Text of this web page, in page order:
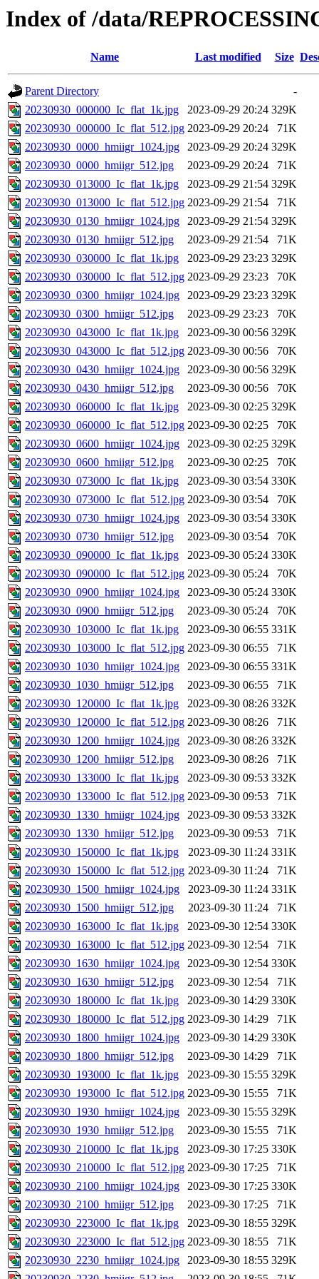
Index of /data/
Name Last modified Size
Parent Directory
-
20230930_000000_Ic_flat_1k.jpg
2023-09-29 20:24 329K
20230930_000000_Ic_flat_512.jpg 2023-09-29 20:24
71K
20230930_0000_hmiigr_1024.jpg
2023-09-29 20:24 329K
20230930_0000_hmiigr_512.jpg
2023-09-29 20:24
71K
20230930_013000_Ic_flat_1k.jpg
2023-09-29 21:54 329K
20230930_013000_Ic_flat_512.jpg 2023-09-29 21:54
71K
20230930_0130_hmiigr_1024.jpg
2023-09-29 21:54 329K
20230930_0130_hmiigr_512.jpg
2023-09-29 21:54
71K
20230930_030000_Ic_flat_1k.jpg
2023-09-29 23:23 329K
20230930_030000_Ic_flat_512.jpg 2023-09-29 23:23
70K
20230930_0300_hmiigr_1024.jpg
2023-09-29 23:23 329K
20230930_0300_hmiigr_512.jpg
2023-09-29 23:23
70K
20230930_043000_Ic_flat_1k.jpg
2023-09-30 00:56 329K
20230930_043000_Ic_flat_512.jpg 2023-09-30 00:56
70K
20230930_0430_hmiigr_1024.jpg
2023-09-30 00:56 329K
20230930_0430_hmiigr_512.jpg
2023-09-30 00:56
70K
20230930_060000_Ic_flat_1k.jpg
2023-09-30 02:25 329K
20230930_060000_Ic_flat_512.jpg 2023-09-30 02:25
70K
20230930_0600_hmiigr_1024.jpg
2023-09-30 02:25 329K
20230930_0600_hmiigr_512.jpg
2023-09-30 02:25
70K
20230930_073000_Ic_flat_1k.jpg
2023-09-30 03:54 330K
20230930_073000_Ic_flat_512.jpg 2023-09-30 03:54
70K
20230930_0730_hmiigr_1024.jpg
2023-09-30 03:54 330K
20230930_0730_hmiigr_512.jpg
2023-09-30 03:54
70K
20230930_090000_Ic_flat_1k.jpg
2023-09-30 05:24 330K
20230930_090000_Ic_flat_512.jpg 2023-09-30 05:24
70K
20230930_0900_hmiigr_1024.jpg
2023-09-30 05:24 330K
20230930_0900_hmiigr_512.jpg
2023-09-30 05:24
70K
20230930_103000_Ic_flat_1k.jpg
2023-09-30 06:55 331K
20230930_103000_Ic_flat_512.jpg 2023-09-30 06:55
71K
20230930_1030_hmiigr_1024.jpg
2023-09-30 06:55 331K
20230930_1030_hmiigr_512.jpg
2023-09-30 06:55
71K
20230930_120000_Ic_flat_1k.jpg
2023-09-30 08:26 332K
20230930_120000_Ic_flat_512.jpg 2023-09-30 08:26
71K
20230930_1200_hmiigr_1024.jpg
2023-09-30 08:26 332K
20230930_1200_hmiigr_512.jpg
2023-09-30 08:26
71K
20230930_133000_Ic_flat_1k.jpg
2023-09-30 09:53 332K
20230930_133000_Ic_flat_512.jpg 2023-09-30 09:53
71K
20230930_1330_hmiigr_1024.jpg
2023-09-30 09:53 332K
20230930_1330_hmiigr_512.jpg
2023-09-30 09:53
71K
20230930_150000_Ic_flat_1k.jpg
2023-09-30 11:24 331K
20230930_150000_Ic_flat_512.jpg 2023-09-30 11:24
71K
20230930_1500_hmiigr_1024.jpg
2023-09-30 11:24 331K
20230930_1500_hmiigr_512.jpg
2023-09-30 11:24
71K
20230930_163000_Ic_flat_1k.jpg
2023-09-30 12:54 330K
20230930_163000_Ic_flat_512.jpg 2023-09-30 12:54
71K
20230930_1630_hmiigr_1024.jpg
2023-09-30 12:54 330K
20230930_1630_hmiigr_512.jpg
2023-09-30 12:54
71K
20230930_180000_Ic_flat_1k.jpg
2023-09-30 14:29 330K
20230930_180000_Ic_flat_512.jpg 2023-09-30 14:29
71K
20230930_1800_hmiigr_1024.jpg
2023-09-30 14:29 330K
20230930_1800_hmiigr_512.jpg
2023-09-30 14:29
71K
20230930_193000_Ic_flat_1k.jpg
2023-09-30 15:55 329K
20230930_193000_Ic_flat_512.jpg 2023-09-30 15:55
71K
20230930_1930_hmiigr_1024.jpg
2023-09-30 15:55 329K
20230930_1930_hmiigr_512.jpg
2023-09-30 15:55
71K
20230930_210000_Ic_flat_1k.jpg
2023-09-30 17:25 330K
20230930_210000_Ic_flat_512.jpg 2023-09-30 17:25
71K
20230930_2100_hmiigr_1024.jpg
2023-09-30 17:25 330K
20230930_2100_hmiigr_512.jpg
2023-09-30 17:25
71K
20230930_223000_Ic_flat_1k.jpg
2023-09-30 18:55 329K
20230930_223000_Ic_flat_512.jpg 2023-09-30 18:55
71K
20230930_2230_hmiigr_1024.jpg
2023-09-30 18:55 329K